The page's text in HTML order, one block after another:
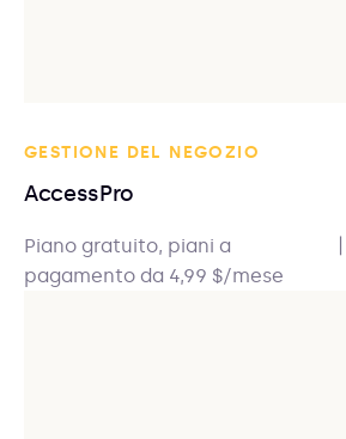
GESTIONE DEL NEGOZIO
AccessPro
Piano gratuito, piani a
pagamento da 4,99 $/mese
|